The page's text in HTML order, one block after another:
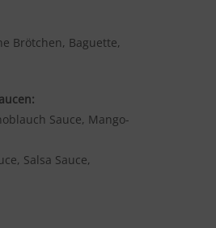
Brötchen, Baguette,
Sauce, Mango-
Salsa Sauce,